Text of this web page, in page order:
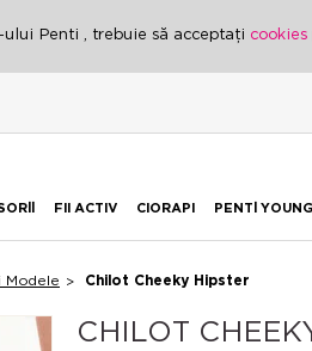
Penti , trebuie să acceptați cookies
FII ACTIV CIORAPI PENTİ YOUNG
Modele Chilot Cheeky Hipster
CHILOT